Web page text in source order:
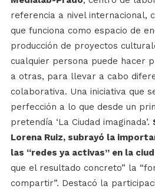
referencia a nivel internacional,
que funciona como espacio de
producción de proyectos
cualquier persona puede hacer
a otras, para llevar a cabo
colaborativa. Una iniciativa que
perfección a lo que desde un
pretendía ‘La Ciudad imaginada’.
Lorena Ruiz, subrayó la
las “redes ya activas” en la
que el resultado concreto” la
compartir”. Destacó la